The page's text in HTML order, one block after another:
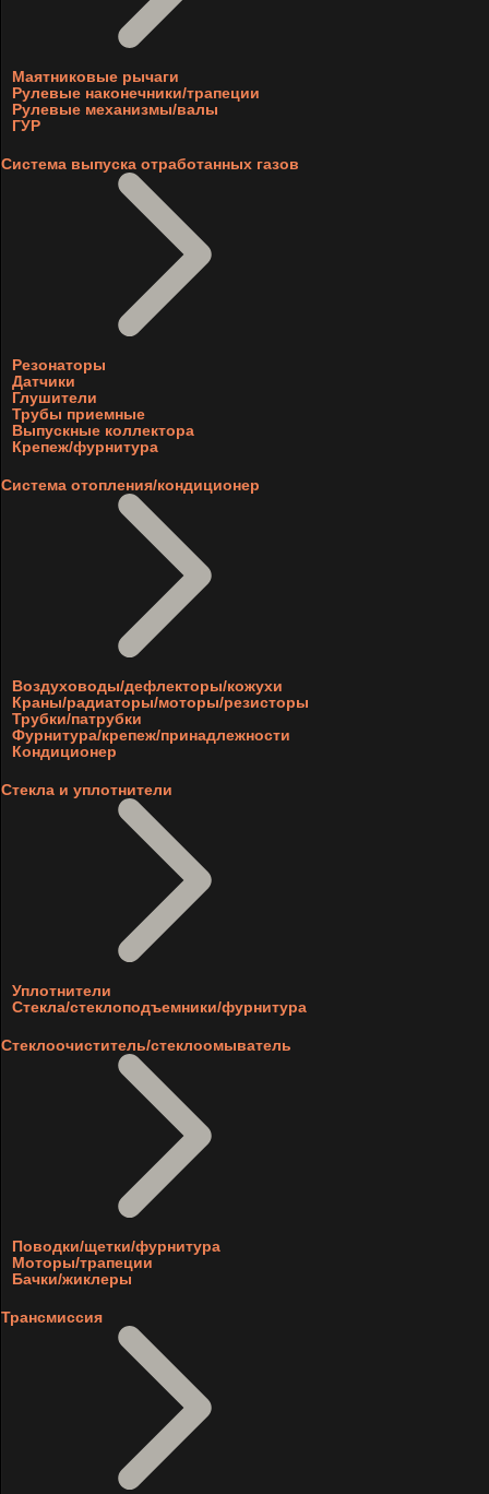
Маятниковые рычаги
Рулевые наконечники/трапеции
Рулевые механизмы/валы
ГУР
Система выпуска отработанных газов
Резонаторы
Датчики
Глушители
Трубы приемные
Выпускные коллектора
Крепеж/фурнитура
Система отопления/кондиционер
Воздуховоды/дефлекторы/кожухи
Краны/радиаторы/моторы/резисторы
Трубки/патрубки
Фурнитура/крепеж/принадлежности
Кондиционер
Стекла и уплотнители
Уплотнители
Стекла/стеклоподъемники/фурнитура
Стеклоочиститель/стеклоомыватель
Поводки/щетки/фурнитура
Моторы/трапеции
Бачки/жиклеры
Трансмиссия